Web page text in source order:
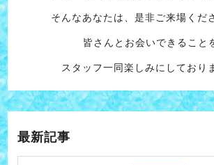
そんなあなたは、是非ご来場くだ
皆さんとお会いできること
スタッフ一同楽しみにしており
最新記事